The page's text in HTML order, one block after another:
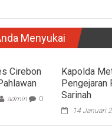
Menyukai
Cirebon
admin 0
Kapolda
Sarinah
14 Januari